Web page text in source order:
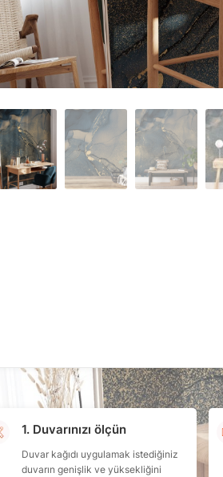
1. Duvarınızı ölçün
Duvar kağıdı uygulamak istediğiniz
duvarın genişlik ve yüksekliğini